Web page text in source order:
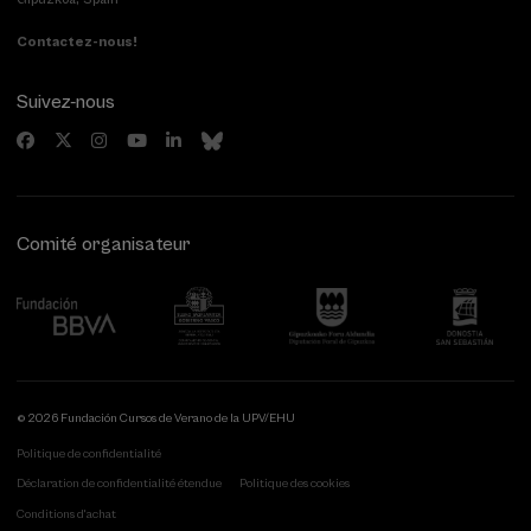
Contactez-nous!
Suivez-nous
Comité organisateur
© 2026 Fundación Cursos de Verano de la UPV/EHU
Politique de confidentialité
Déclaration de confidentialité étendue Politique des cookies
Conditions d'achat